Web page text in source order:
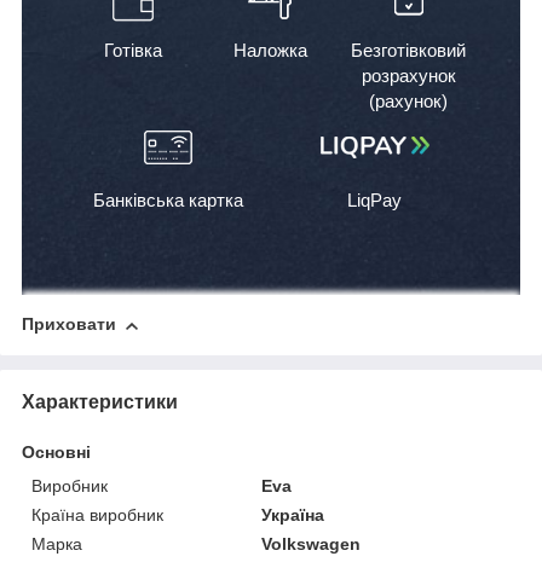
Готівка Наложка
Безготівковий
розрахунок
(рахунок)
Банківська картка LiqPay
Приховати
Характеристики
Основні
Виробник
Eva
Країна виробник
Україна
Марка
Volkswagen